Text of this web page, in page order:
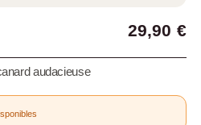
29,90 €
audacieuse